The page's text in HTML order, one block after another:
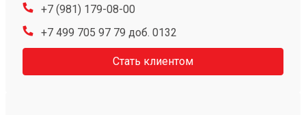
+7 (981) 179-08-00
+7 499 705 97 79 доб. 0132
Стать клиентом